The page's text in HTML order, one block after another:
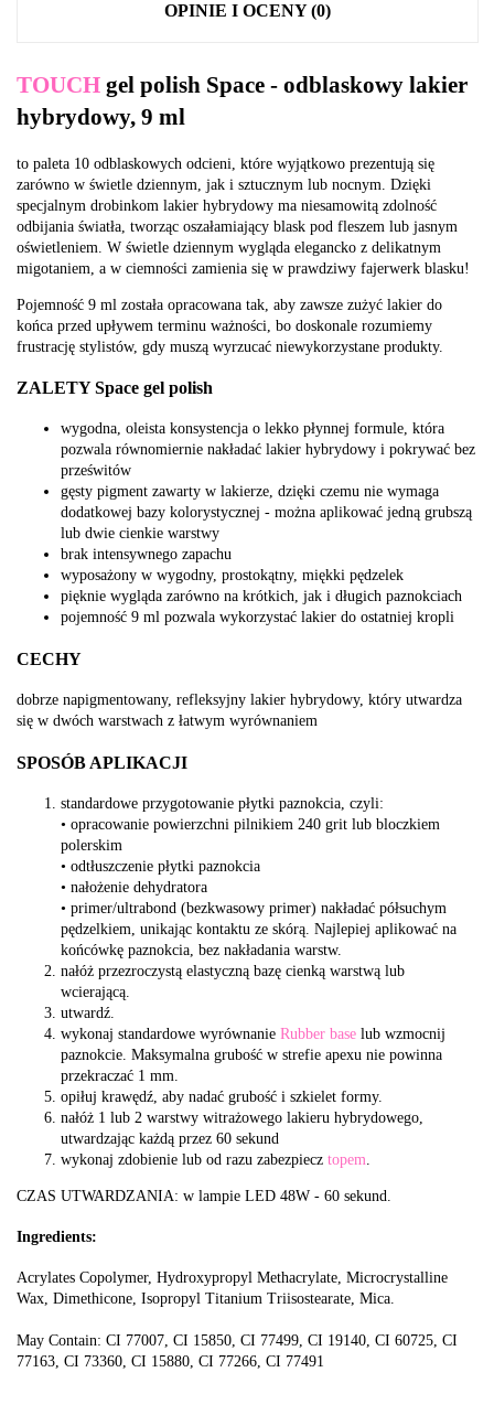
OPINIE I OCENY (0)
TOUCH gel polish Space - odblaskowy lakier
hybrydowy, 9 ml
to paleta 10 odblaskowych odcieni, które wyjątkowo prezentują się
zarówno w świetle dziennym, jak i sztucznym lub nocnym. Dzięki
specjalnym drobinkom lakier hybrydowy ma niesamowitą zdolność
odbijania światła, tworząc oszałamiający blask pod fleszem lub jasnym
oświetleniem. W świetle dziennym wygląda elegancko z delikatnym
migotaniem, a w ciemności zamienia się w prawdziwy fajerwerk blasku!
Pojemność 9 ml została opracowana tak, aby zawsze zużyć lakier do
końca przed upływem terminu ważności, bo doskonale rozumiemy
frustrację stylistów, gdy muszą wyrzucać niewykorzystane produkty.
ZALETY Space gel polish
wygodna, oleista konsystencja o lekko płynnej formule, która
pozwala równomiernie nakładać lakier hybrydowy i pokrywać bez
prześwitów
gęsty pigment zawarty w lakierze, dzięki czemu nie wymaga
dodatkowej bazy kolorystycznej - można aplikować jedną grubszą
lub dwie cienkie warstwy
brak intensywnego zapachu
wyposażony w wygodny, prostokątny, miękki pędzelek
pięknie wygląda zarówno na krótkich, jak i długich paznokciach
pojemność 9 ml pozwala wykorzystać lakier do ostatniej kropli
CECHY
dobrze napigmentowany, refleksyjny lakier hybrydowy, który utwardza
się w dwóch warstwach z łatwym wyrównaniem
SPOSÓB APLIKACJI
standardowe przygotowanie płytki paznokcia, czyli:
• opracowanie powierzchni pilnikiem 240 grit lub bloczkiem
polerskim
• odtłuszczenie płytki paznokcia
• nałożenie dehydratora
• primer/ultrabond (bezkwasowy primer) nakładać półsuchym
pędzelkiem, unikając kontaktu ze skórą. Najlepiej aplikować na
końcówkę paznokcia, bez nakładania warstw.
nałóż przezroczystą elastyczną bazę cienką warstwą lub
wcierającą.
utwardź.
wykonaj standardowe wyrównanie Rubber base lub wzmocnij
paznokcie. Maksymalna grubość w strefie apexu nie powinna
przekraczać 1 mm.
opiłuj krawędź, aby nadać grubość i szkielet formy.
nałóż 1 lub 2 warstwy witrażowego lakieru hybrydowego,
utwardzając każdą przez 60 sekund
wykonaj zdobienie lub od razu zabezpiecz topem
CZAS UTWARDZANIA: w lampie LED 48W - 60 sekund.
Ingredients:
Acrylates Copolymer, Hydroxypropyl Methacrylate, Microcrystalline
Wax, Dimethicone, Isopropyl Titanium Triisostearate, Mica.
May Contain: CI 77007, CI 15850, CI 77499, CI 19140, CI 60725, CI
77163, CI 73360, CI 15880, CI 77266, CI 77491